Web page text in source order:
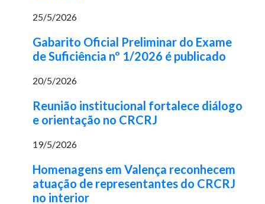
25/5/2026
Gabarito Oficial Preliminar do Exame
de Suficiência nº 1/2026 é publicado
20/5/2026
Reunião institucional fortalece diálogo
e orientação no CRCRJ
19/5/2026
Homenagens em Valença reconhecem
atuação de representantes do CRCRJ
no interior